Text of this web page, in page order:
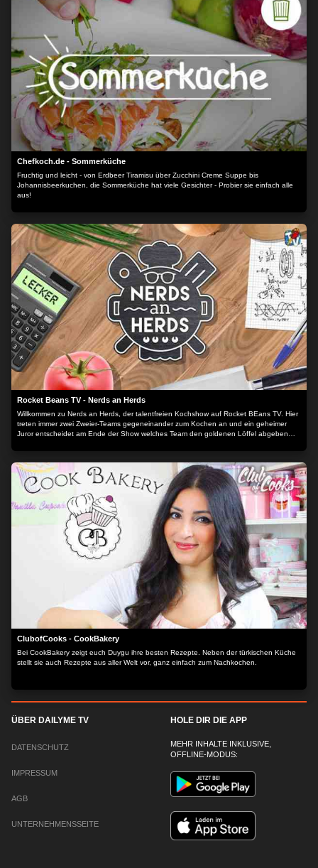
Chefkoch.de - Sommerküche
Fruchtig und leicht - von Erdbeer Tiramisu über Zucchini Creme Suppe bis
Johannisbeerkuchen, die Sommerküche hat viele Gesichter - Probier sie einfach alle
aus!
Rocket Beans TV - Nerds an Herds
Willkommen zu Nerds an Herds, der talentfreien Kochshow auf Rocket BEans TV. Hier
treten immer zwei Zweier-Teams gegeneinander zum Kochen an und ein geheimer
Juror entscheidet am Ende der Show welches Team den goldenen Löffel abgeben
ClubofCooks - CookBakery
Bei CookBakery zeigt euch Duygu ihre besten Rezepte. Neben der türkischen Küche
stellt sie auch Rezepte aus aller Welt vor, ganz einfach zum Nachkochen.
ÜBER DAILYME TV
DATENSCHUTZ
IMPRESSUM
AGB
UNTERNEHMENSSEITE
HOLE DIR DIE APP
MEHR INHALTE INKLUSIVE,
OFFLINE-MODUS: